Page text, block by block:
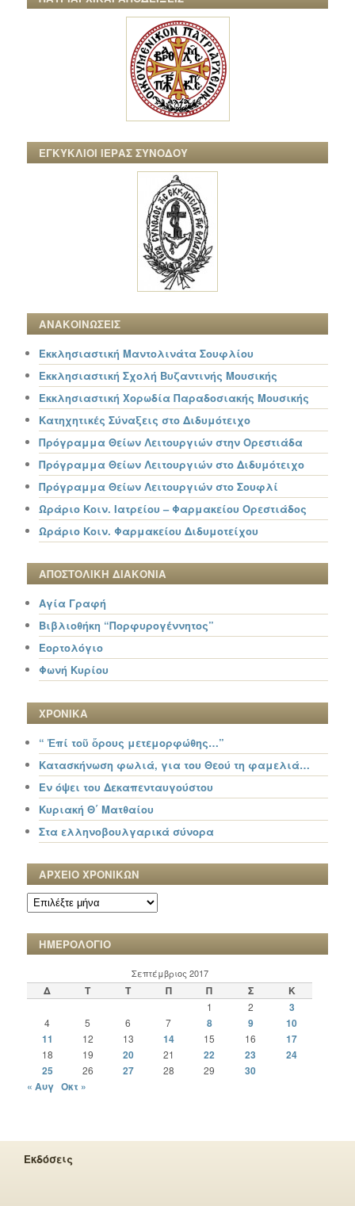
ΕΓΚΥΚΛΙΟΙ ΙΕΡΑΣ ΣΥΝΟΔΟΥ
ΑΝΑΚΟΙΝΩΣΕΙΣ
Εκκλησιαστική Μαντολινάτα Σουφλίου
Εκκλησιαστική Σχολή Βυζαντινής Μουσικής
Εκκλησιαστική Χορωδία Παραδοσιακής Μουσικής
Κατηχητικές Σύναξεις στο Διδυμότειχο
Πρόγραμμα Θείων Λειτουργιών στην Ορεστιάδα
Πρόγραμμα Θείων Λειτουργιών στο Διδυμότειχο
Πρόγραμμα Θείων Λειτουργιών στο Σουφλί
Ωράριο Κοιν. Ιατρείου – Φαρμακείου Ορεστιάδος
Ωράριο Κοιν. Φαρμακείου Διδυμοτείχου
ΑΠΟΣΤΟΛΙΚΗ ΔΙΑΚΟΝΙΑ
Αγία Γραφή
Βιβλιοθήκη “Πορφυρογέννητος”
Εορτολόγιο
Φωνή Κυρίου
ΧΡΟΝΙΚΑ
“ Ἐπί τοῦ ὄρους μετεμορφώθης…”
Κατασκήνωση φωλιά, για του Θεού τη φαμελιά…
Εν όψει του Δεκαπενταυγούστου
Κυριακή Θ΄ Ματθαίου
Στα ελληνοβουλγαρικά σύνορα
ΑΡΧΕΙΟ ΧΡΟΝΙΚΩΝ
ΑΡΧΕΙΟ
ΧΡΟΝΙΚΩΝ
ΗΜΕΡΟΛΟΓΙΟ
Σεπτέμβριος 2017
Δ Τ Τ Π Π Σ Κ
1 2 3
4 5 6 7 8 9
10
11
12 13 14 15 16 17
18 19 20 21 22 23
24
25
26 27 28 29
30
« Αυγ Οκτ »
Εκδόσεις